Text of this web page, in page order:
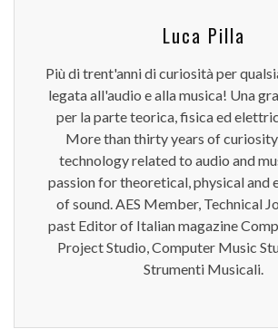
Luca Pilla
Più di trent'anni di curiosità per
legata all'audio e alla musica! Una
per la parte teorica, fisica ed
More than thirty years of
technology related to audio and
passion for theoretical, physical and
of sound. AES Member, Technical
past Editor of Italian magazine
Project Studio, Computer Music
Strumenti Musicali.